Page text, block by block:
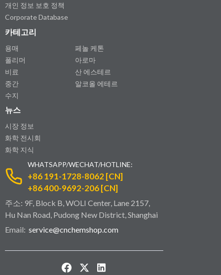
개인 정보 보호 정책
Corporate Database
카테고리
용매
폴리머
비료
중간
수지
페놀 케톤
아로마
산 에스테르
알코올 에테르
뉴스
시장 정보
화학 전시회
화학 지식
WHATSAPP/WECHAT/HOTLINE:
+86 191-1728-8062 [CN]
+86 400-9692-206 [CN]
주소: 9F, Block B, WOLI Center, Lane 2157,
Hu Nan Road, Pudong New District, Shanghai
Email: service@cnchemshop.com